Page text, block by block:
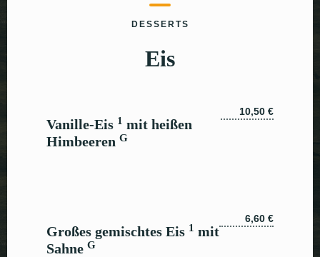
DESSERTS
Eis
Vanille-Eis 1 mit heißen
Himbeeren G
10,50 €
Großes gemischtes Eis 1 mit
Sahne G
6,60 €